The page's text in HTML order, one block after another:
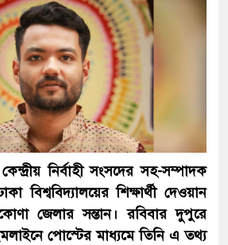
নির্বাহী সংসদের সহ-সম্পাদক
বিশ্ববিদ্যালয়ের শিক্ষার্থী দেওয়ান
জেলার সন্তান। রবিবার দুপুরে
পোস্টের মাধ্যমে তিনি এ তথ্য